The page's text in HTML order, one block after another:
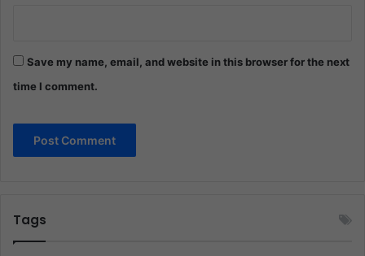
Save my name, email, and website in this browser for the next
time I comment.
Tags